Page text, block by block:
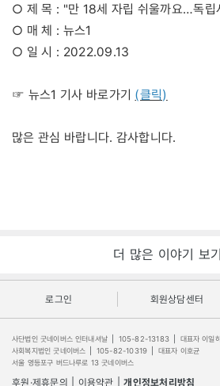
○ 제 목 : "만 18세 자립 쉬울까요…독립
○ 매 체 : 뉴스1
○ 일 시 : 2022.09.13
☞ 뉴스1 기사 바로가기 (클릭)
많은 관심 바랍니다. 감사합니다.
더 많은 이야기 보기
로그인 회원상담센터
사단법인 굿네이버스 인터내셔날 105-82-13183
대표자 이일
사회복지법인 굿네이버스
105-82-10319
대표자 이호균
서울 영등포구 버드나루로 13 굿네이버스
후원·제휴문의 이용약관 개인정보처리방침